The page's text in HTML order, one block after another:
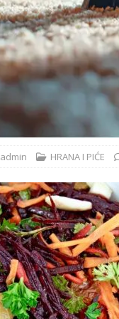
admin HRANA I PIĆE